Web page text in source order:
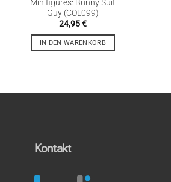
Minifigures: Bunny Suit
Guy (COL099)
24,95€
IN DEN WARENKORB
Kontakt